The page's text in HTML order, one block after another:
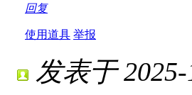
回复
使用道具 举报
发表于